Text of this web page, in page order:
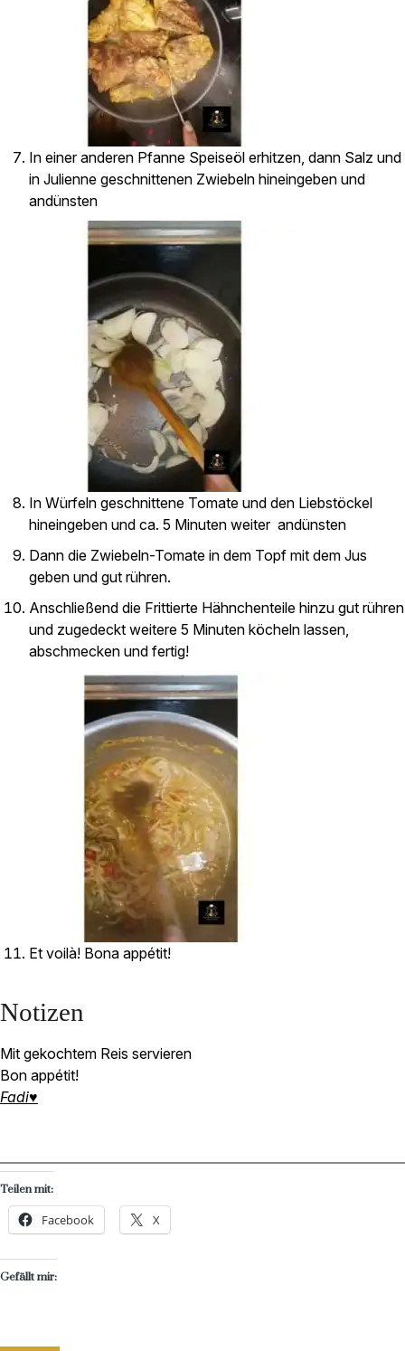
In einer anderen Pfanne Speiseöl erhitzen, dann Salz und
in Julienne geschnittenen Zwiebeln hineingeben und
andünsten
In Würfeln geschnittene Tomate und den Liebstöckel
hineingeben und ca. 5 Minuten weiter andünsten
Dann die Zwiebeln-Tomate in dem Topf mit dem Jus
geben und gut rühren.
Anschließend die Frittierte Hähnchenteile hinzu gut rühren
und zugedeckt weitere 5 Minuten köcheln lassen,
abschmecken und fertig!
Et voilà! Bona appétit!
Notizen
Mit gekochtem Reis servieren
Bon appétit!
Fadi♥
Teilen mit:
Facebook X
Gefällt mir: